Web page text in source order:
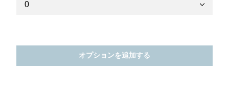
オプションを追加する